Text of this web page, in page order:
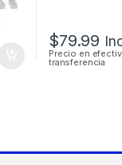
$79.99
Precio en
transferencia